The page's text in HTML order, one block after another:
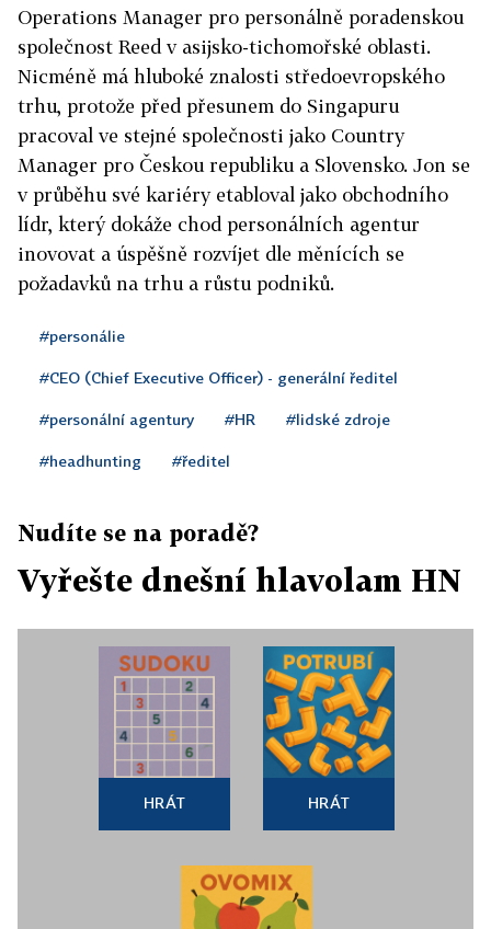
Operations Manager pro personálně poradenskou
společnost Reed v asijsko-tichomořské oblasti.
Nicméně má hluboké znalosti středoevropského
trhu, protože před přesunem do Singapuru
pracoval ve stejné společnosti jako Country
Manager pro Českou republiku a Slovensko. Jon se
v průběhu své kariéry etabloval jako obchodního
lídr, který dokáže chod personálních agentur
inovovat a úspěšně rozvíjet dle měnících se
požadavků na trhu a růstu podniků.
#personálie
#CEO (Chief Executive Officer) - generální ředitel
#personální agentury #HR #lidské zdroje
#headhunting #ředitel
Nudíte se na poradě?
Vyřešte dnešní hlavolam HN
HRÁT HRÁT